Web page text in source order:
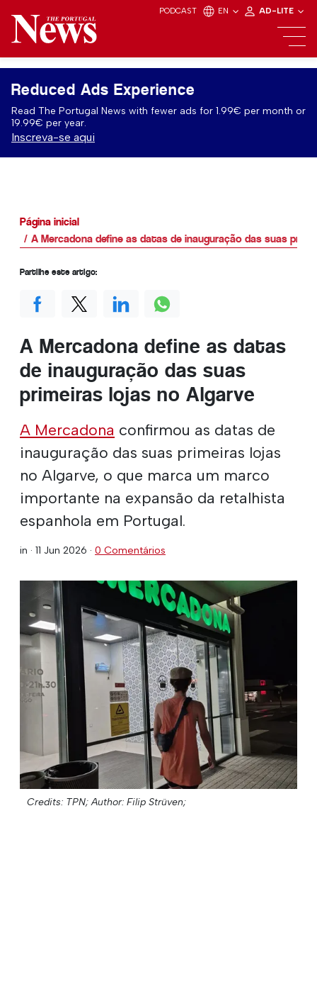
PODCAST EN AD-LITE
Reduced Ads Experience
Read The Portugal News with fewer ads for 1.99€ per month or
19.99€ per year.
Inscreva-se aqui
Página inicial
A Mercadona define as datas de inauguração das suas
A Mercadona define as datas
de inauguração das suas
primeiras lojas no Algarve
A Mercadona confirmou as datas de
inauguração das suas primeiras lojas
no Algarve, o que marca um marco
importante na expansão da retalhista
espanhola em Portugal.
in · 11 Jun 2026 · 0 Comentários
Credits: TPN; Author: Filip Strüven;
Partilhe este artigo: